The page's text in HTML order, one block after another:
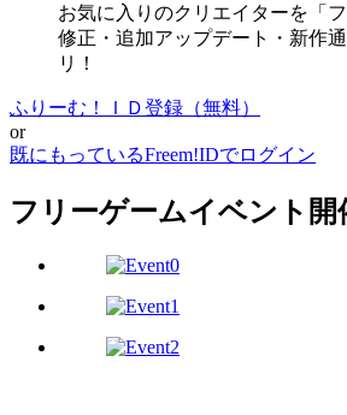
お気に入りのクリエイターを「
修正・追加アップデート・新作
リ！
ふりーむ！ＩＤ登録（無料）
or
既にもっているFreem!IDでログイン
フリーゲームイベント開